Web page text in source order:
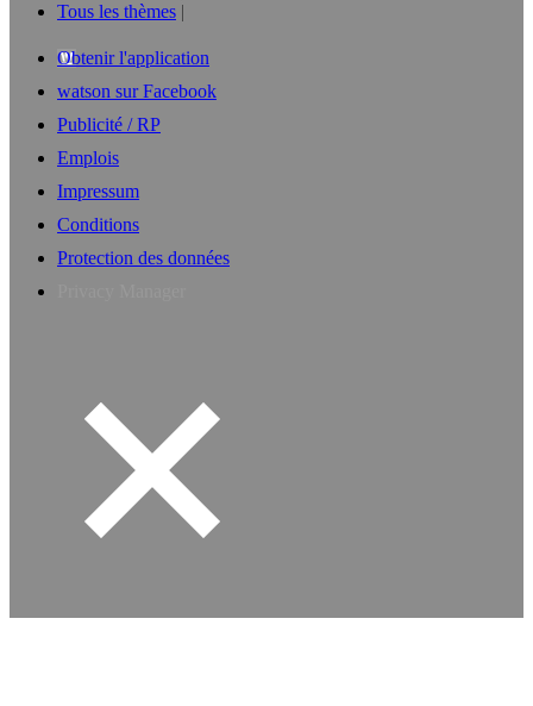
Tous les thèmes
Obtenir l'application
watson sur Facebook
Publicité / RP
Emplois
Impressum
Conditions
Protection des données